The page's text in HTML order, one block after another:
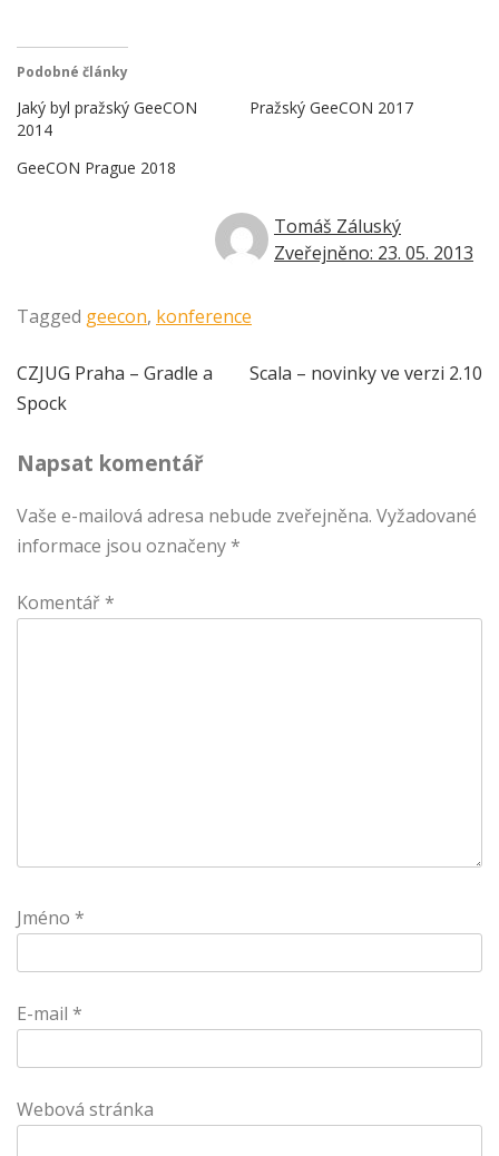
Podobné články
Jaký byl pražský GeeCON
2014
Pražský GeeCON 2017
GeeCON Prague 2018
Tomáš Záluský
Zveřejněno: 23. 05. 2013
Tagged geecon, konference
Navigace
pro
příspěvek
CZJUG Praha – Gradle a
Spock
Scala – novinky ve verzi 2.10
Napsat komentář
Vaše e-mailová adresa nebude zveřejněna. Vyžadované
informace jsou označeny *
Komentář *
Jméno *
E-mail *
Webová stránka